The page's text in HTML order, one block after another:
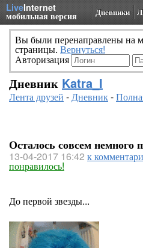
LiveInternet
мобильная версия Дневники
Вы были перенаправлены на
страницы. Вернуться!
Авторизация
Дневник Katra_I
Лента друзей -Дневник-
Осталось совсем немного
13-04-2017 16:42 к
понравилось!
До первой звезды...